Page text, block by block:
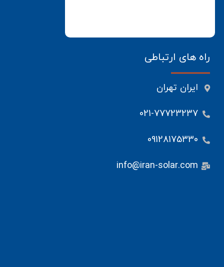
راه های ارتباطی
ایران تهران
021-77723237
09128175330
info@iran-solar.com